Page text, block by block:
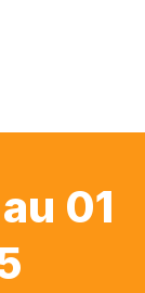
01